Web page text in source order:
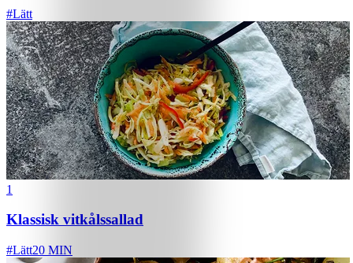
#Lätt
1
Klassisk vitkålssallad
#Lätt20 MIN